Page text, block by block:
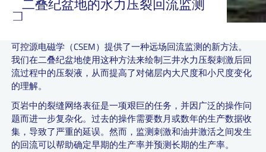
可控源电磁学（CSEM）提供了一种远场回流监测的新方法。
我们在二叠纪盆地使用这种方法来绘制三井水力压裂刺激后回
流过程中的压裂液，从而提高了对储层内大尺度和小尺度变化
的理解。
页岩中的裂缝网络表征是一项艰巨的任务，并因广泛的操作问
题而进一步复杂化。过去的操作需要数月或数年的生产数据收
集，导致了严重的延误。然而，监测刺激和油井激活之间发生
的回流可以帮助确定早期的生产率并预测长期的生产率。